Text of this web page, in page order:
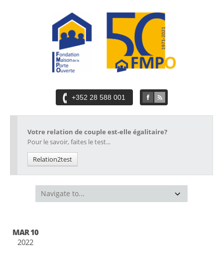
+352 28 588 001
Votre relation de couple est-elle égalitaire?
Pour le savoir, faites le test...
Relation2test
MAR 10
2022